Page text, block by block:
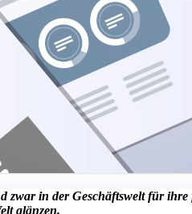
zwar in der Geschäftswelt für
glänzen.